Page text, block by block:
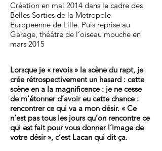
Création en mai 2014 dans le cadre des
Belles Sorties de la Metropole
Europeenne de Lille. Puis reprise au
Garage, théâtre de l’oiseau mouche en
mars 2015
Lorsque je « revois » la scène du rapt, je
crée rétrospectivement un hasard : cette
scène en a la magnificence : je ne cesse
de m'étonner d’avoir eu cette chance :
rencontrer ce qui va a mon désir. « Ce
n’est pas tous les jours qu’on rencontre ce
qui est fait pour vous donner l’image de
votre désir », c’est Lacan qui dit ça.